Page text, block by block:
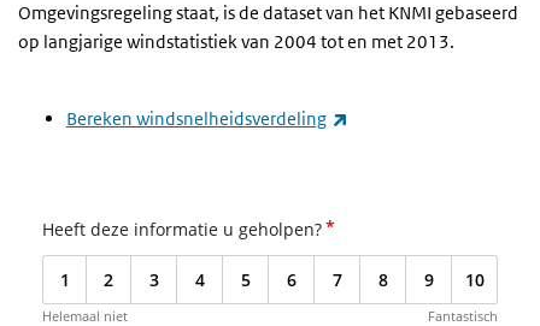
Omgevingsregeling staat, is de dataset van het KNMI gebaseerd
op langjarige windstatistiek van 2004 tot en met 2013.
Bereken windsnelheidsverdeling
Heeft deze informatie u geholpen?*
1 2 3 4 5 6 7 8 9 10
Helemaal niet Fantastisch